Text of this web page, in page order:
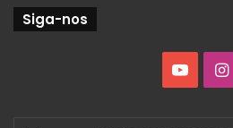
Siga-nos